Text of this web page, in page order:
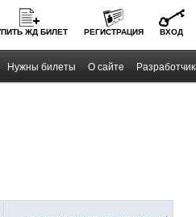
ЖД БИЛЕТ РЕГИСТРАЦИЯ ВХОД
Нужны билеты О сайте